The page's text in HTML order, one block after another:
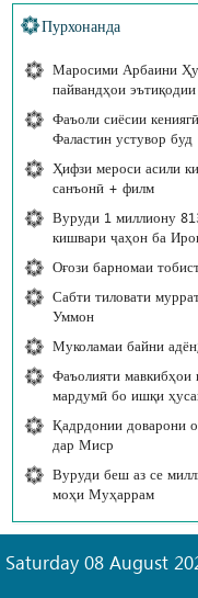
Пурхонанда
Маросими Арбаини
пайвандҳои
Фаъоли сиёсии
Фаластин устувор буд
Ҳифзи мероси асили
санъонӣ + филм
Вуруди 1 миллиону
кишвари ҷаҳон ба
Оғози барномаи
Сабти тиловати
Уммон
Муколамаи байни
Фаъолияти
мардумӣ бо ишқи
Қадрдонии доварони
дар Миср
Вуруди беш аз се
моҳи Муҳаррам
Saturday 08 August